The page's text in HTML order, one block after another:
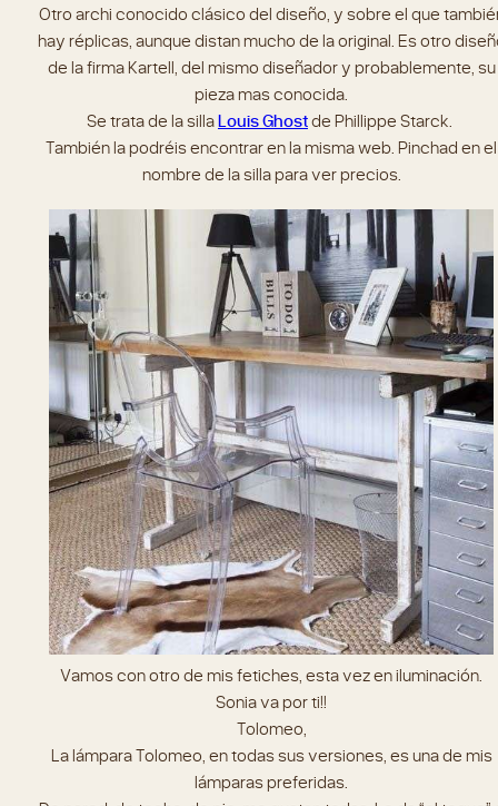
Otro archi conocido clásico del diseño, y sobre el que
hay réplicas, aunque distan mucho de la original. Es otro
de la firma Kartell, del mismo diseñador y probablemente, su
pieza mas conocida.
Se trata de la sillaLouis Ghostde Phillippe Starck.
También la podréis encontrar en la misma web. Pinchad en el
nombre de la silla para ver precios.
Vamos con otro de mis fetiches, esta vez en iluminación.
Sonia va por ti!!
Tolomeo,
La lámpara Tolomeo, en todas sus versiones, es una de mis
lámparas preferidas.